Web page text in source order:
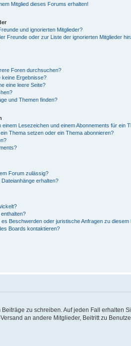
Mitglied dieses Forums erhalten!
und ignorierten Mitglieder?
Freunde oder zur Liste der ignorierten Mitglieder
Foren durchsuchen?
keine Ergebnisse?
eine leere Seite?
und Themen finden?
Lesezeichen und einem Abonnements für ein
Thema setzen oder ein Thema abonnieren?
Forum zulässig?
erhalten?
Beschwerden oder juristische Anfragen zu diesem
Boards kontaktieren?
zu schreiben. Auf jeden Fall erhalten
an andere Mitglieder, Beitritt zu